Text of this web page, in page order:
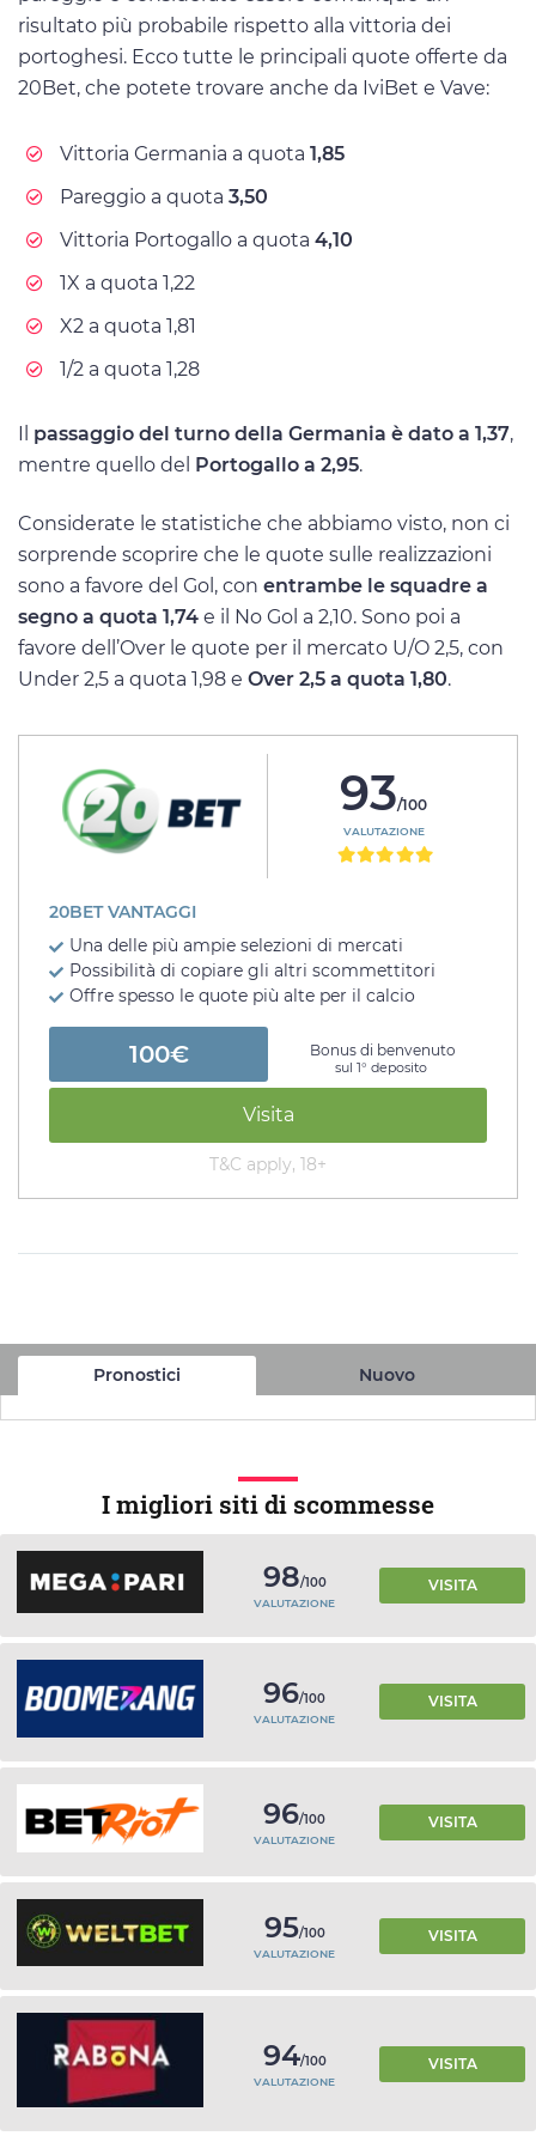
risultato più probabile rispetto alla vittoria dei
portoghesi. Ecco tutte le principali quote offerte da
20Bet, che potete trovare anche da IviBet e Vave:
Vittoria Germania a quota 1,85
Pareggio a quota 3,50
Vittoria Portogallo a quota 4,10
1X a quota 1,22
X2 a quota 1,81
1/2 a quota 1,28
Il passaggio del turno della Germania è dato a 1,37,
mentre quello del Portogallo a 2,95.
Considerate le statistiche che abbiamo visto, non ci
sorprende scoprire che le quote sulle realizzazioni
sono a favore del Gol, con entrambe le squadre a
segno a quota 1,74 e il No Gol a 2,10. Sono poi a
favore dell’Over le quote per il mercato U/O 2,5, con
Under 2,5 a quota 1,98 e Over 2,5 a quota 1,80.
93/100
VALUTAZIONE
20BET VANTAGGI
Una delle più ampie selezioni di mercati
Possibilità di copiare gli altri scommettitori
Offre spesso le quote più alte per il calcio
100€ Bonus di benvenuto
sul 1° deposito
Visita
T&C apply, 18+
Pronostici Nuovo
I migliori siti di scommesse
98/100
VALUTAZIONE
VISITA
96/100
VALUTAZIONE
VISITA
96/100
VALUTAZIONE
VISITA
95/100
VALUTAZIONE
VISITA
94/100
VALUTAZIONE
VISITA